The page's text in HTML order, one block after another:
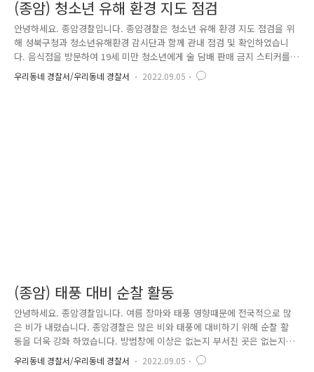
(종암) 청소년 유해 환경 지도 점검
안녕하세요. 종암경찰입니다. 종암경찰은 청소년 유해 환경 지도 점검을 위
해 성북구청과 청소년유해환경 감시단과 함께 관내 점검 및 확인하였습니
다. 음식점을 방문하여 19세 미만 청소년에게 술 담배 판매 금지 스티커를
부착하였고 안내 사항들을 알려주었습니다. 또한 직접 상인들을 뵙고 애로
사항도 청취하였습니다. 종암경찰은 청소년들의 불법 행위를 막고 항상 안
우리동네 경찰서/우리동네 경찰서 2022.09.05
(종암) 태풍 대비 순찰 활동
안녕하세요. 종암경찰입니다. 여름 장마와 태풍 영향때문에 전국적으로 많
은 비가 내렸습니다. 종암경찰은 많은 비와 태풍에 대비하기 위해 순찰 활
동을 더욱 강화 하였습니다. 방범창에 이상은 없는지 부서진 곳은 없는지
꼼꼼하게 확인하였습니다. 비 때문에 정체될 도로와 교통사고를 막기위해
교통경찰 또한 배치되어 안전 활동을 실시하였습니다. 주민들이 안전할 수
우리동네 경찰서/우리동네 경찰서 2022.09.05